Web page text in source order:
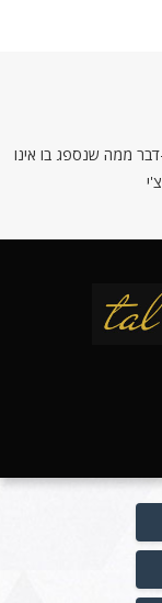
ממה שנספג בו אינו